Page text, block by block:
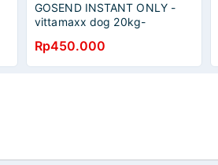
GOSEND INSTANT ONLY -
vittamaxx dog 20kg-
Rp450.000